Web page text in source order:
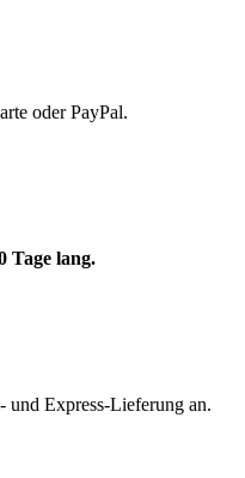
oder PayPal.
Tage lang.
und Express-Lieferung an.